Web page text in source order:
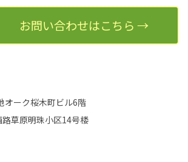
お問い合わせはこちら →
オーク桜木町ビル6階
草原明珠小区14号楼